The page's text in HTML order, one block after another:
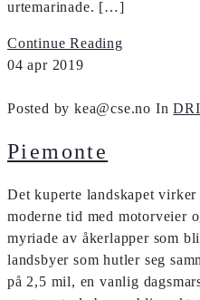
urtemarinade. […]
Continue Reading
04 apr 2019
Posted by kea@cse.no In
Piemonte
Det kuperte landskapet
moderne tid med motorveier
myriade av åkerlapper som
landsbyer som hutler seg
på 2,5 mil, en vanlig